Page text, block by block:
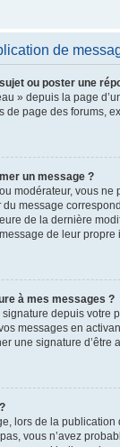
de
ou poster une
» depuis la page
de page des forums,
un message ?
modérateur, vous
du message
de la dernière
de leur
à mes messages ?
signature depuis
messages en
une signature
lors de la
vous n’avez